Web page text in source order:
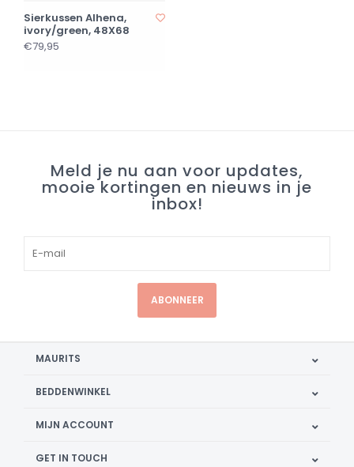
Sierkussen Alhena,
ivory/green, 48X68
€79,95
Meld je nu aan voor updates,
mooie kortingen en nieuws in je
inbox!
ABONNEER
MAURITS
BEDDENWINKEL
MIJN ACCOUNT
GET IN TOUCH